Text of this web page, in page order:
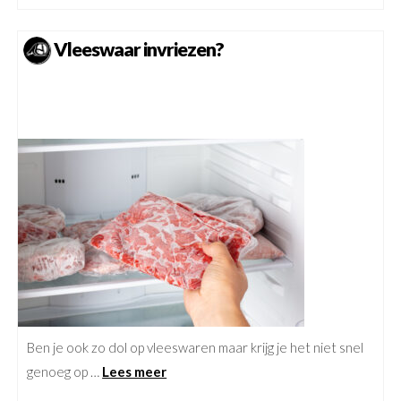
Vleeswaar invriezen?
Ben je ook zo dol op vleeswaren maar krijg je het niet snel
genoeg op … Lees meer